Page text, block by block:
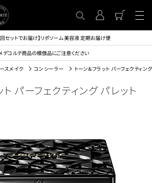
セットでお届け】リポソーム 美容液 定期お届け便
デコルテ商品の模倣品にご注意ください
スメイク コンシーラー トーン＆フラット パーフェクティン
ト パーフェクティング パレット